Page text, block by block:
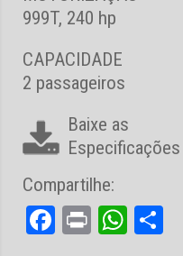
999T, 240 hp
CAPACIDADE
2 passageiros
Baixe as
Especificações
Compartilhe:
Facebook
Print